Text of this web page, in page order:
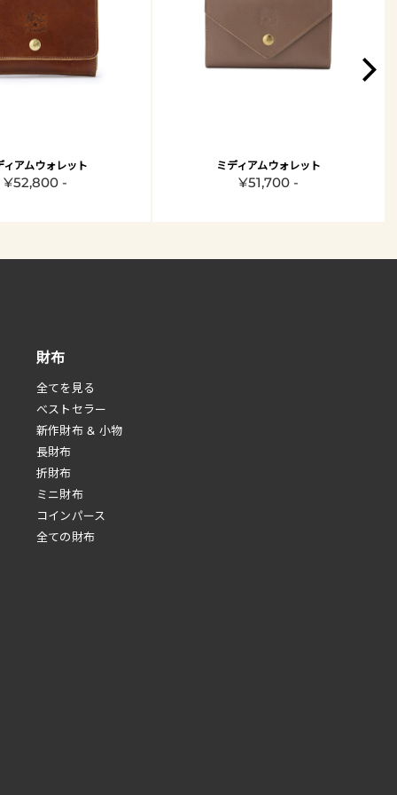
ィアムウォレット
¥52,800 -
ミディアムウォレット
¥51,700 -
財布
全てを見る
べストセラー
新作財布 & 小物
長財布
折財布
ミニ財布
コインパース
全ての財布